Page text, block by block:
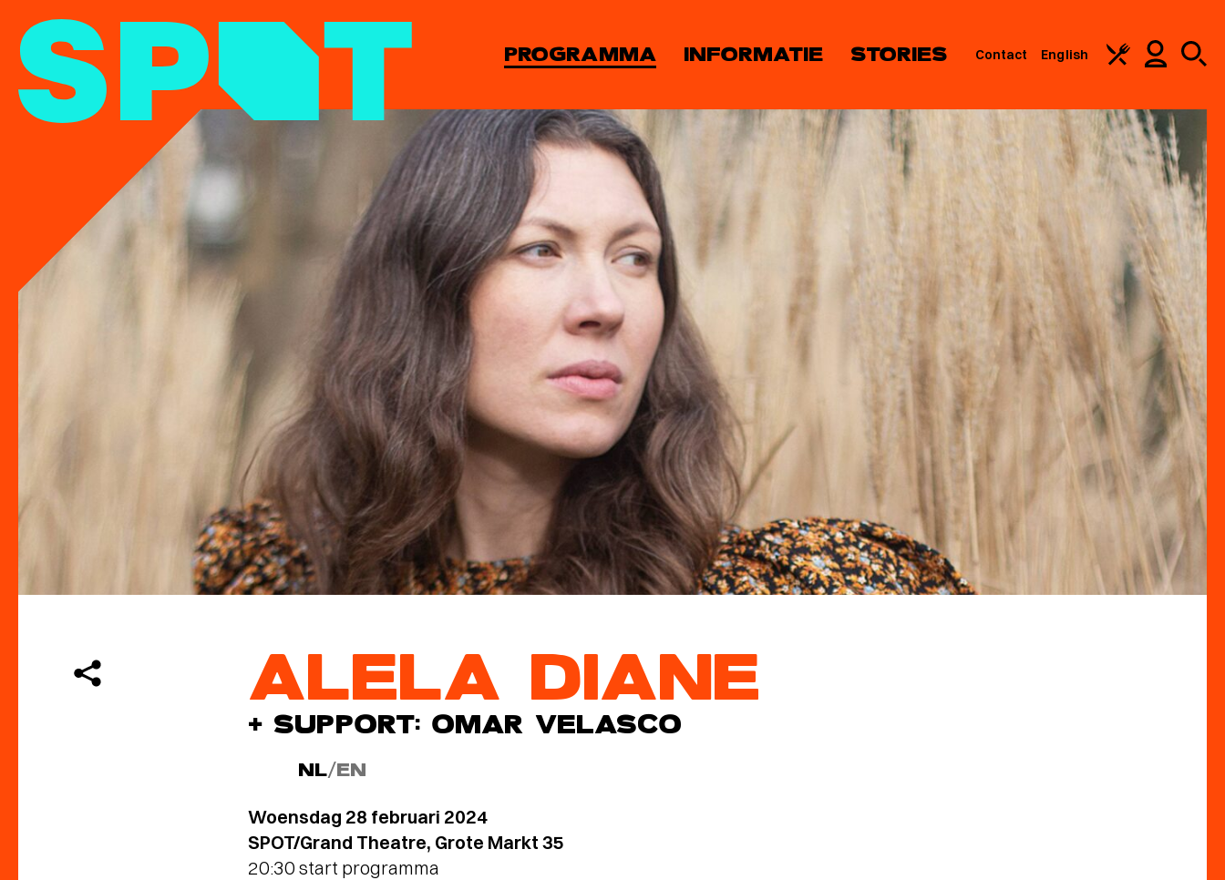
PROGRAMMA INFORMATIE STORIES Contact English
ALELA DIANE
+ SUPPORT: OMAR VELASCO
NL/EN
Woensdag 28 februari 2024
SPOT/Grand Theatre, Grote Markt 35
20:30 start programma